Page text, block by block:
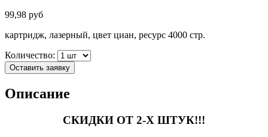
99,98 руб
картридж, лазерный, цвет циан, ресурс 4000 стр.
Количество:
Оставить заявку
Описание
СКИДКИ ОТ 2-Х ШТУК!!!